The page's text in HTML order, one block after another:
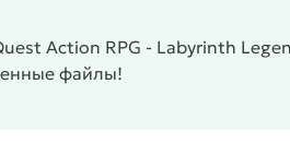
Action RPG - Labyrinth
файлы!